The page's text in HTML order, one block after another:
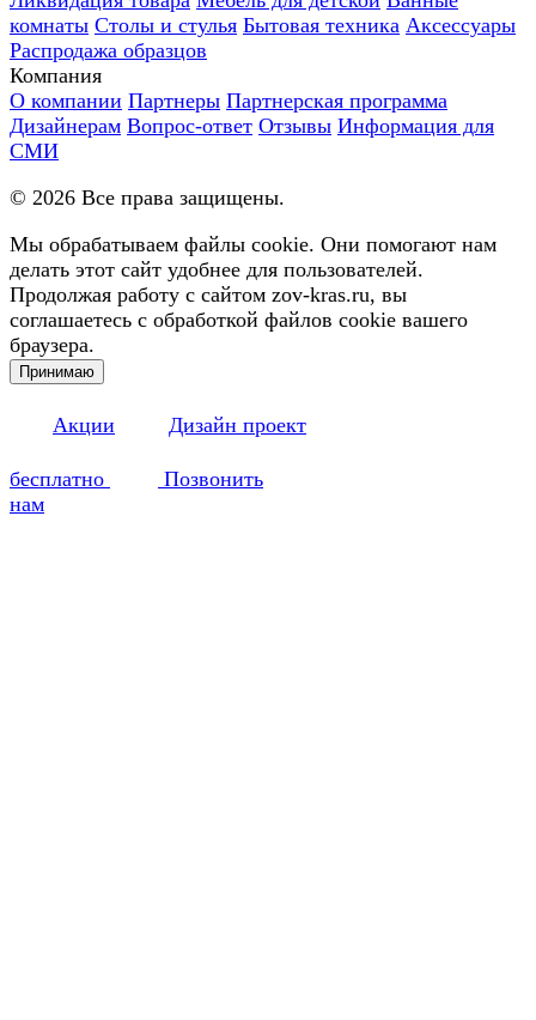
комнаты Столы и стулья Бытовая техника Аксессуары
Распродажа образцов
Компания
О компании Партнеры Партнерская программа
Дизайнерам Вопрос-ответ Отзывы Информация для
СМИ
© 2026 Все права защищены.
Мы обрабатываем файлы cookie. Они помогают нам
делать этот сайт удобнее для пользователей.
Продолжая работу с сайтом zov-kras.ru, вы
соглашаетесь с обработкой файлов cookie вашего
браузера.
Принимаю
Акции Дизайн проект
бесплатно
Позвонить
нам